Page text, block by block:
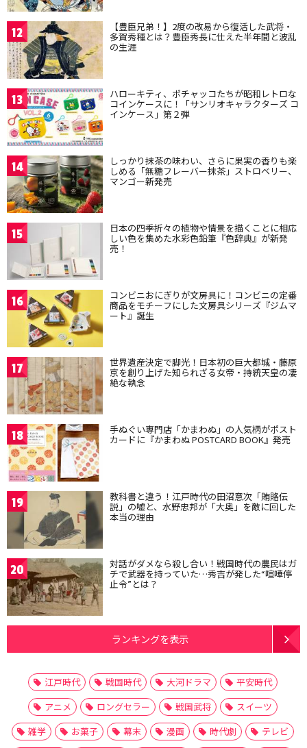
12 【豊臣兄弟！】2度の改易から復活した武将・
多賀秀種とは？豊臣秀長に仕えた半年間と波乱
の生涯
13 ハローキティ、ポチャッコたちが昭和レトロな
コインケースに！「サンリオキャラクターズ コ
インケース」第２弾
14 しっかり抹茶の味わい、さらに果実の香りも楽
しめる「無糖フレーバー抹茶」ストロベリー、
マンゴー新発売
15 日本の四季折々の植物や情景を描くことに相応
しい色を集めた水彩色鉛筆『色辞典』が新発
売！
16 コンビニおにぎりが文房具に！コンビニの定番
商品をモチーフにした文房具シリーズ『ジムマ
ート』誕生
17 世界遺産決定で脚光！日本初の巨大都城・藤原
京を創り上げた知られざる女帝・持統天皇の凄
絶な執念
18 手ぬぐい専門店「かまわぬ」の人気柄がポスト
カードに『かまわぬ POSTCARD BOOK』発売
19 教科書と違う！江戸時代の田沼意次「賄賂伝
説」の嘘と、水野忠邦が「大奥」を敵に回した
本当の理由
20 対話がダメなら殺し合い！戦国時代の農民はガ
チで武器を持っていた…秀吉が発した“喧嘩停
止令”とは？
ランキングを表示
江戸時代 戦国時代 大河ドラマ
平安時代
アニメ
ロングセラー 戦国武将
スイーツ
雑学
お菓子 幕末 漫画 時代劇
テレビ